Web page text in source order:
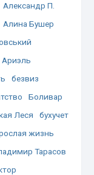
Александр П.
Алина Бушер
Ариэль
безвиз
Боливар
Леся
бухучет
жизнь
Тарасов